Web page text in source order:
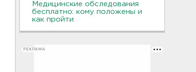
Медицинские обследования
бесплатно: кому положены и
как пройти
РЕКЛАМА